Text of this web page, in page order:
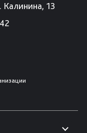
Калинина, 13